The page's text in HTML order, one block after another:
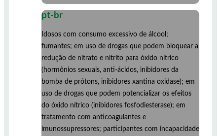
pt-br
Idosos com consumo excessivo de álcool;
fumantes; em uso de drogas que podem bloquear a
redução de nitrato e nitrito para óxido nítrico
(hormônios sexuais, anti-ácidos, inibidores da
bomba de prótons, inibidores xantina oxidase); em
uso de drogas que podem potencializar os efeitos
do óxido nítrico (inibidores fosfodiesterase); em
tratamento com anticoagulantes e
imunossupressores; participantes com incapacidade